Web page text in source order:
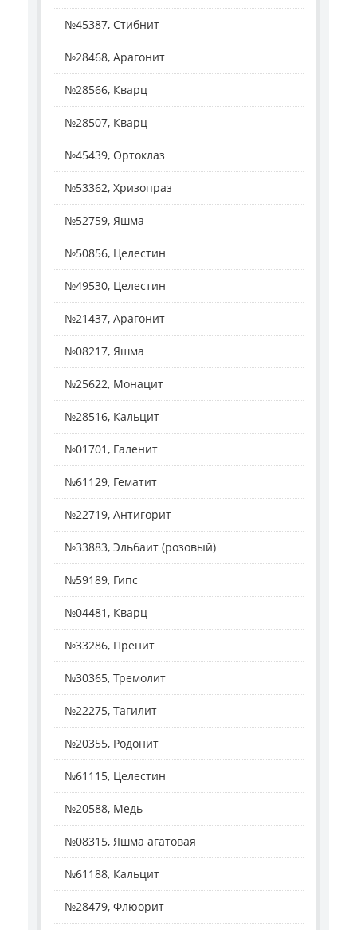
№45387, Стибнит
№28468, Арагонит
№28566, Кварц
№28507, Кварц
№45439, Ортоклаз
№53362, Хризопраз
№52759, Яшма
№50856, Целестин
№49530, Целестин
№21437, Арагонит
№08217, Яшма
№25622, Монацит
№28516, Кальцит
№01701, Галенит
№61129, Гематит
№22719, Антигорит
№33883, Эльбаит (розовый)
№59189, Гипс
№04481, Кварц
№33286, Пренит
№30365, Тремолит
№22275, Тагилит
№20355, Родонит
№61115, Целестин
№20588, Медь
№08315, Яшма агатовая
№61188, Кальцит
№28479, Флюорит